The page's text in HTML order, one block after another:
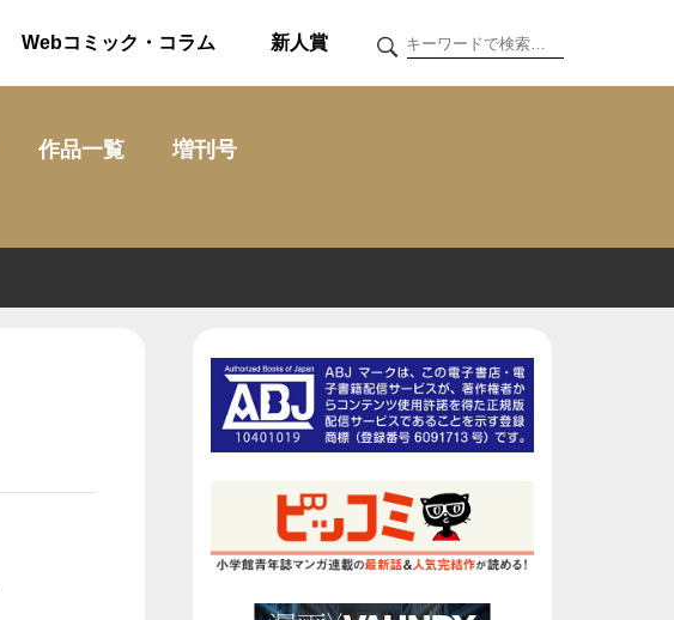
Webコミック・コラム 新人賞
作品一覧 増刊号